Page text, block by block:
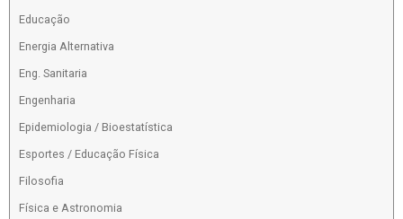
Educação
Energia Alternativa
Eng. Sanitaria
Engenharia
Epidemiologia / Bioestatística
Esportes / Educação Física
Filosofia
Física e Astronomia